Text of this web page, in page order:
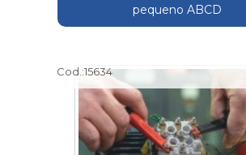
pequeno ABCD
Cod.:15634